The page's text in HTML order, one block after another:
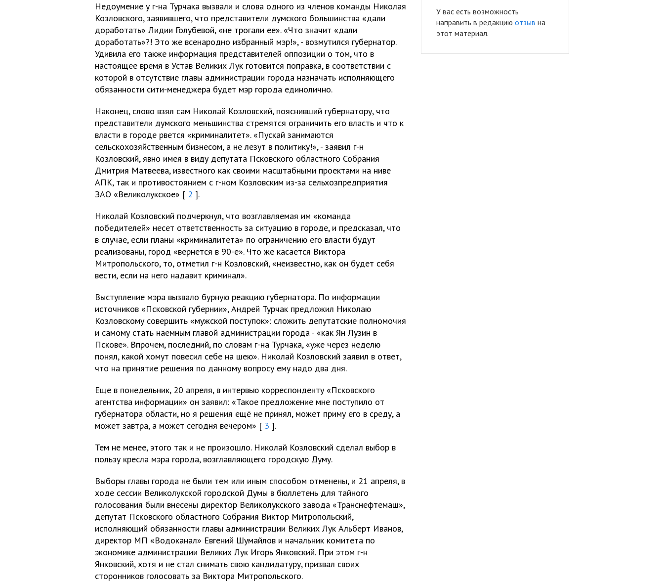
Недоумение у г-на Турчака вызвали и слова одного из членов команды Николая
Козловского, заявившего, что представители думского большинства «дали
доработать» Лидии Голубевой, «не трогали ее». «Что значит «дали
доработать»?! Это же всенародно избранный мэр!», - возмутился губернатор.
Удивила его также информация представителей оппозиции о том, что в
настоящее время в Устав Великих Лук готовится поправка, в соответствии с
которой в отсутствие главы администрации города назначать исполняющего
обязанности сити-менеджера будет мэр города единолично.
Наконец, слово взял сам Николай Козловский, пояснивший губернатору, что
представители думского меньшинства стремятся ограничить его власть и что к
власти в городе рвется «криминалитет». «Пускай занимаются
сельскохозяйственным бизнесом, а не лезут в политику!», - заявил г-н
Козловский, явно имея в виду депутата Псковского областного Собрания
Дмитрия Матвеева, известного как своими масштабными проектами на ниве
АПК, так и противостоянием с г-ном Козловским из-за сельхозпредприятия
ЗАО «Великолукское» [ 2 ].
Николай Козловский подчеркнул, что возглавляемая им «команда
победителей» несет ответственность за ситуацию в городе, и предсказал, что
в случае, если планы «криминалитета» по ограничению его власти будут
реализованы, город «вернется в 90-е». Что же касается Виктора
Митропольского, то, отметил г-н Козловский, «неизвестно, как он будет себя
вести, если на него надавит криминал».
Выступление мэра вызвало бурную реакцию губернатора. По информации
источников «Псковской губернии», Андрей Турчак предложил Николаю
Козловскому совершить «мужской поступок»: сложить депутатские полномочия
и самому стать наемным главой администрации города - «как Ян Лузин в
Пскове». Впрочем, последний, по словам г-на Турчака, «уже через неделю
понял, какой хомут повесил себе на шею». Николай Козловский заявил в ответ,
что на принятие решения по данному вопросу ему надо два дня.
Еще в понедельник, 20 апреля, в интервью корреспонденту «Псковского
агентства информации» он заявил: «Такое предложение мне поступило от
губернатора области, но я решения ещё не принял, может приму его в среду, а
может завтра, а может сегодня вечером» [ 3 ].
Тем не менее, этого так и не произошло. Николай Козловский сделал выбор в
пользу кресла мэра города, возглавляющего городскую Думу.
Выборы главы города не были тем или иным способом отменены, и 21 апреля, в
ходе сессии Великолукской городской Думы в бюллетень для тайного
голосования были внесены директор Великолукского завода «Транснефтемаш»,
депутат Псковского областного Собрания Виктор Митропольский,
исполняющий обязанности главы администрации Великих Лук Альберт Иванов,
директор МП «Водоканал» Евгений Шумайлов и начальник комитета по
экономике администрации Великих Лук Игорь Янковский. При этом г-н
Янковский, хотя и не стал снимать свою кандидатуру, призвал своих
сторонников голосовать за Виктора Митропольского.
У вас есть возможность
направить в редакцию отзыв на
этот материал.